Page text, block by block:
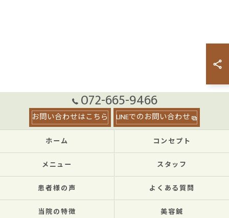
072-665-9466
お問い合わせはこちら LINEでのお問い合わせ
ホーム コンセプト
メニュー スタッフ
患者様の声 よくある質問
当院の特徴 美容鍼